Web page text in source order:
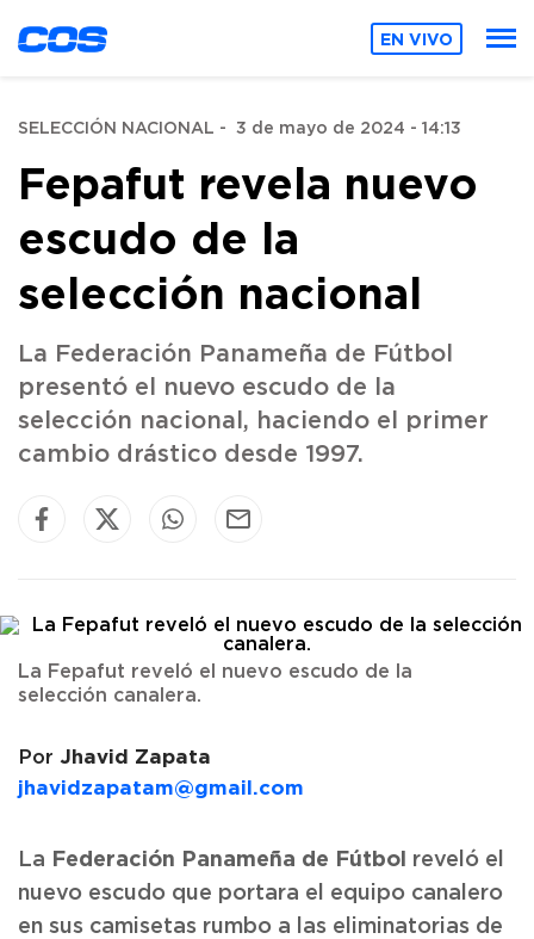
EN VIVO
SELECCIÓN NACIONAL - 3 de mayo de 2024 - 14:13
Fepafut revela nuevo
escudo de la
selección nacional
La Federación Panameña de Fútbol
presentó el nuevo escudo de la
selección nacional, haciendo el primer
cambio drástico desde 1997.
La Fepafut reveló el nuevo escudo de la
selección canalera.
Por Jhavid Zapata
jhavidzapatam@gmail.com
La Federación Panameña de Fútbol reveló el
nuevo escudo que portara el equipo canalero
en sus camisetas rumbo a las eliminatorias de